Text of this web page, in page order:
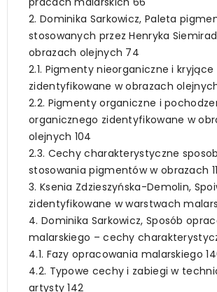
2. Dominika Sarkowicz, Paleta
stosowanych przez Henryka
obrazach olejnych 74
2.1. Pigmenty nieorganiczne i kryjące
zidentyfikowane w obrazach
2.2. Pigmenty organiczne i
organicznego zidentyfikowane w
olejnych 104
2.3. Cechy charakterystyczne
stosowania pigmentów w obrazach
3. Ksenia Zdzieszyńska-Demolin,
zidentyfikowane w warstwach
4. Dominika Sarkowicz, Sposób
malarskiego – cechy
4.1. Fazy opracowania malarskiego
4.2. Typowe cechy i zabiegi w
artysty 142